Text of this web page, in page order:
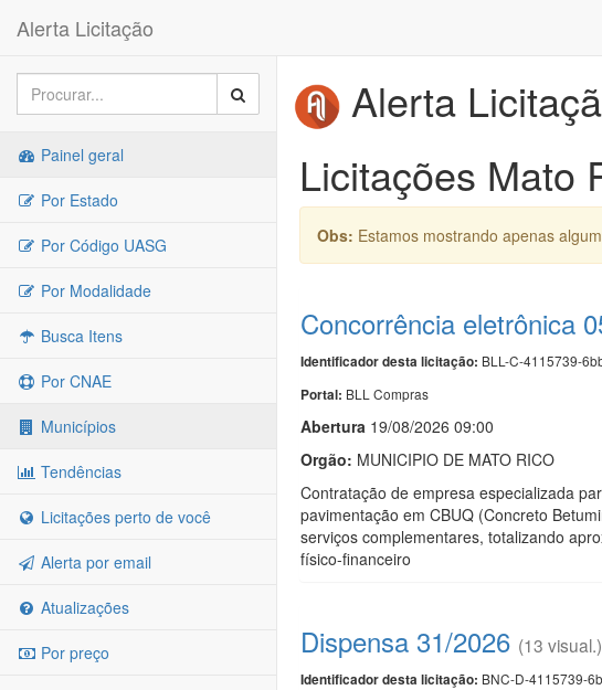
Alerta Licitação
Painel geral
Por Estado
Por Código UASG
Por Modalidade
Busca Itens
Por CNAE
Municípios
Tendências
Licitações perto de você
Alerta por email
Atualizações
Por preço
Alerta
Licitações Mato
Obs: Estamos mostrando apenas
Concorrência eletrônica
Identificador desta licitação: BLL-C-4115739-
Portal: BLL Compras
Abertura 19/08/2026 09:00
Orgão: MUNICIPIO DE MATO RICO
Contratação de empresa especializada
pavimentação em CBUQ (Concreto
serviços complementares, totalizando
físico-financeiro
Dispensa 31/2026 (13 visual.)
Identificador desta licitação: BNC-D-4115739-